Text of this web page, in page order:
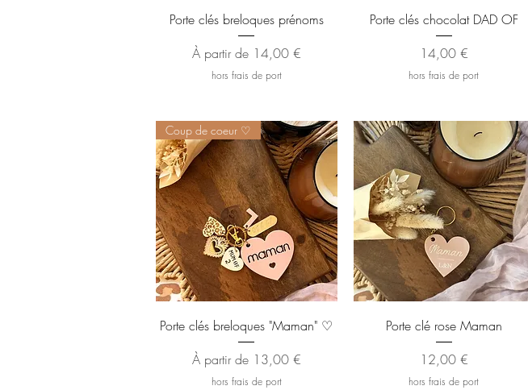
Aperçu rapide
Porte clés breloques prénoms
À partir de 14,00 €
Prix promotionnel
hors frais de port
Aperçu rapide
Porte clés chocolat DAD OF
Prix
14,00 €
hors frais de port
Aperçu rapide
Coup de coeur ♡
Porte clés breloques "Maman" ♡
À partir de 13,00 €
Prix promotionnel
hors frais de port
Aperçu rapide
Porte clé rose Maman
Prix
12,00 €
hors frais de port